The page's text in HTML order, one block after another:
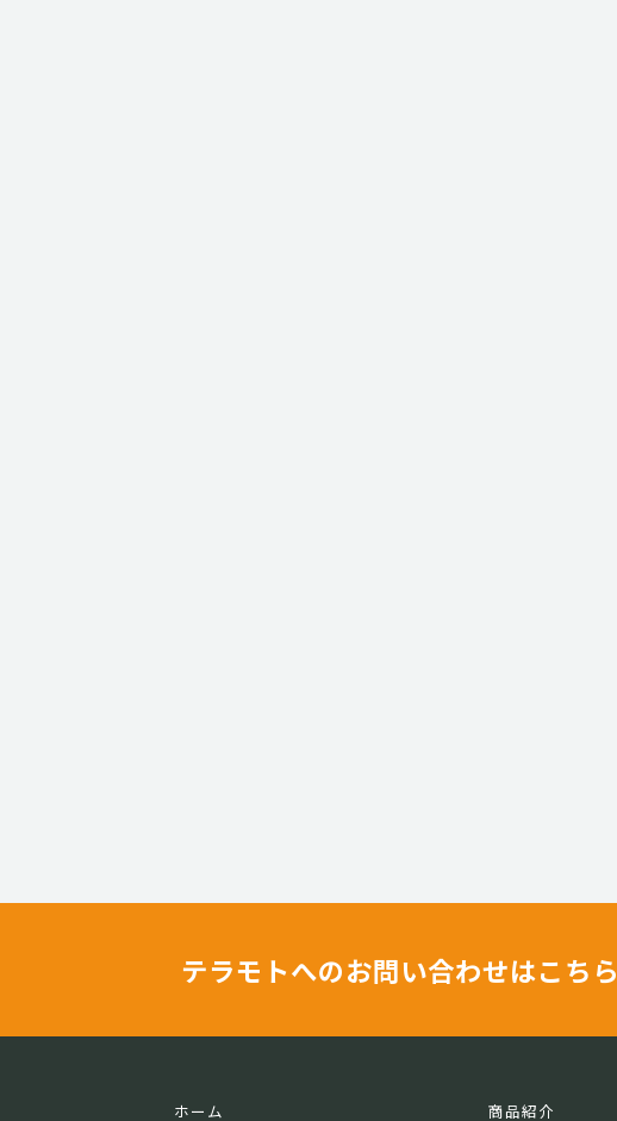
テラモトへのお問い合わせはこちら
ホーム 商品紹介